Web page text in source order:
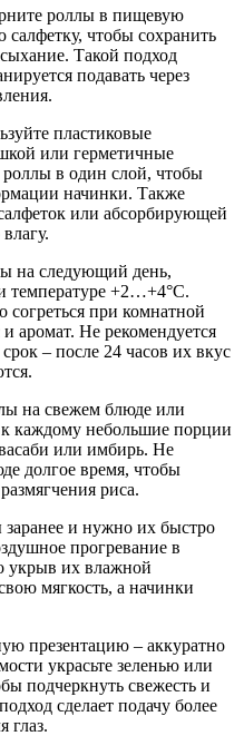
роллы в пищевую
чтобы сохранить
Такой подход
подавать через
пластиковые
или герметичные
роллы в один слой, чтобы
начинки. Также
или абсорбирующей
на следующий день,
температуре +2…+4°C.
согреться при комнатной
аромат. Не рекомендуется
– после 24 часов их вкус
на свежем блюде или
к каждому небольшие порции
или имбирь. Не
долгое время, чтобы
риса.
и нужно их быстро
прогревание в
укрыв их влажной
мягкость, а начинки
презентацию – аккуратно
украсьте зеленью или
подчеркнуть свежесть и
сделает подачу более
глаз.